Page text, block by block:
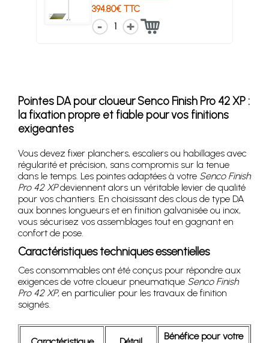
394.80€ TTC
1
Pointes DA pour cloueur Senco Finish Pro 42 XP :
la fixation propre et fiable pour vos finitions
exigeantes
Vous devez fixer planchers, escaliers ou habillages avec
régularité et précision, sans compromis sur la tenue
dans le temps. Les pointes adaptées à votre Senco Finish
Pro 42 XPdeviennent alors un véritable levier de qualité
pour vos chantiers. En choisissant des clous de type DA
aux bonnes longueurs et en finition galvanisée ou inox,
vous sécurisez vos assemblages tout en gagnant en
confort de pose.
Caractéristiques techniques essentielles
Ces consommables ont été conçus pour répondre aux
exigences de votre cloueur pneumatique Senco Finish
Pro 42 XP, en particulier pour les travaux de finition
soignés.
Bénéfice pour votre